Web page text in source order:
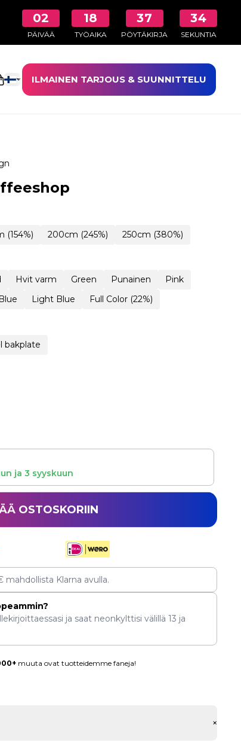
02
PÄIVÄÄ
18
TYÖAIKA
37
PÖYTÄKIRJA
33
SEKUNTIA
ostoskori
ILMAINEN TARJOUS & SUUNNITTELU
(154%) 200cm (245%) 250cm (380%)
Hvit varm Green Punainen
Pink
Blue Light Blue Full Color (22%)
bakplate
ja 3 syyskuun
OSTOSKORIIN
mahdollista Klarna avulla.
ja saat neonkylttisi välillä 13 ja
muuta ovat tuotteidemme faneja!
+